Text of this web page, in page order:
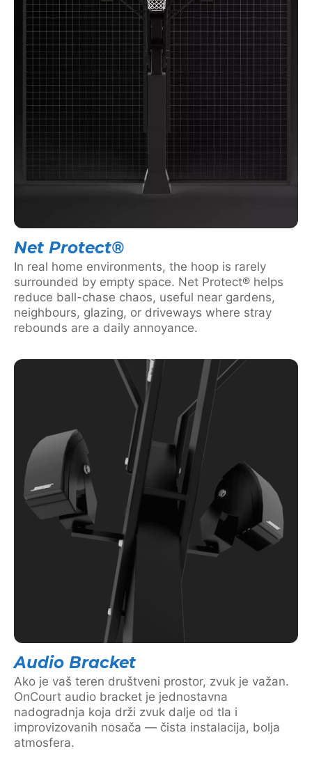
Net Protect®
In real home environments, the hoop is rarely
surrounded by empty space. Net Protect® helps
reduce ball-chase chaos, useful near gardens,
neighbours, glazing, or driveways where stray
rebounds are a daily annoyance.
Audio Bracket
Ako je vaš teren društveni prostor, zvuk je važan.
OnCourt audio bracket je jednostavna
nadogradnja koja drži zvuk dalje od tla i
improvizovanih nosača — čista instalacija, bolja
atmosfera.